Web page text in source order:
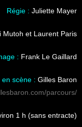
Régie : Juliette Mayer
Mutoh et Laurent Paris
: Frank Le Gaillard
en scène : Gilles Baron
parcours/
1 h (sans entracte)